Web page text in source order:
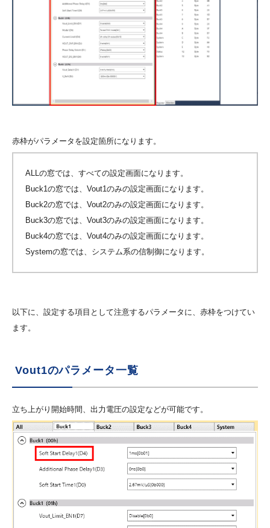
赤枠がパラメータを設定箇所になります。
ALLの窓では、すべての設定画面になります。
Buck1の窓では、Vout1のみの設定画面になります。
Buck2の窓では、Vout2のみの設定画面になります。
Buck3の窓では、Vout3のみの設定画面になります。
Buck4の窓では、Vout4のみの設定画面になります。
Systemの窓では、システム系の信制御になります。
以下に、設定する項目として注意するパラメータに、赤枠をつけてい
ます。
Vout1のパラメータ一覧
立ち上がり開始時間、出力電圧の設定などが可能です。